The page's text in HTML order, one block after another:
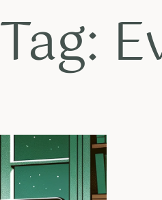
Tag: